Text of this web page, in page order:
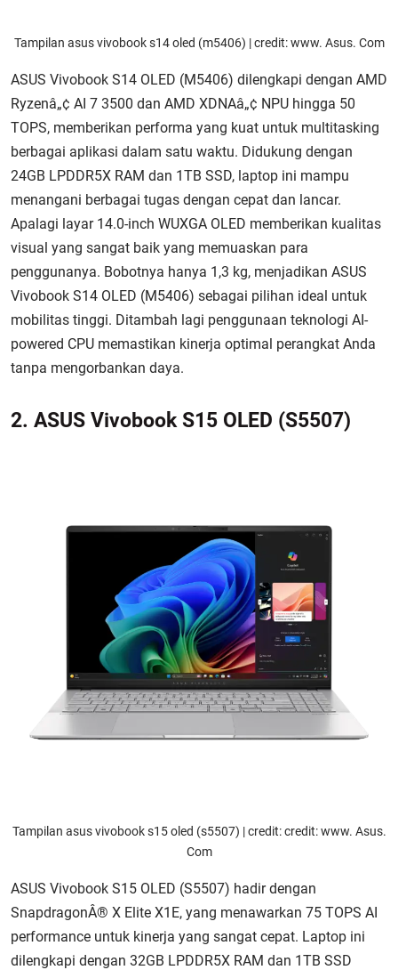
Tampilan asus vivobook s14 oled (m5406) | credit: www. Asus. Com
ASUS Vivobook S14 OLED (M5406) dilengkapi dengan AMD
Ryzenâ„¢ AI 7 3500 dan AMD XDNAâ„¢ NPU hingga 50
TOPS, memberikan performa yang kuat untuk multitasking
berbagai aplikasi dalam satu waktu. Didukung dengan
24GB LPDDR5X RAM dan 1TB SSD, laptop ini mampu
menangani berbagai tugas dengan cepat dan lancar.
Apalagi layar 14.0-inch WUXGA OLED memberikan kualitas
visual yang sangat baik yang memuaskan para
penggunanya. Bobotnya hanya 1,3 kg, menjadikan ASUS
Vivobook S14 OLED (M5406) sebagai pilihan ideal untuk
mobilitas tinggi. Ditambah lagi penggunaan teknologi AI-
powered CPU memastikan kinerja optimal perangkat Anda
tanpa mengorbankan daya.
2. ASUS Vivobook S15 OLED (S5507)
Tampilan asus vivobook s15 oled (s5507) | credit: credit: www. Asus.
Com
ASUS Vivobook S15 OLED (S5507) hadir dengan
SnapdragonÂ® X Elite X1E, yang menawarkan 75 TOPS AI
performance untuk kinerja yang sangat cepat. Laptop ini
dilengkapi dengan 32GB LPDDR5X RAM dan 1TB SSD